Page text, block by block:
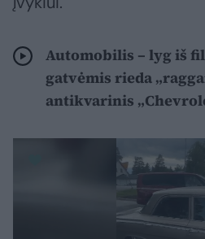
Automobilis – lyg iš
gatvėmis rieda
antikvarinis